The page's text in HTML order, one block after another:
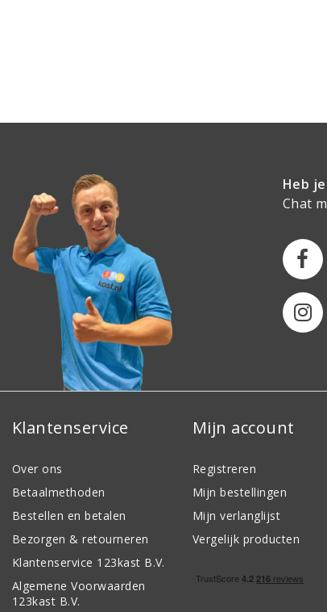
Heb
Chat
Klantenservice
Over ons
Betaalmethoden
Bestellen en betalen
Bezorgen & retourneren
Klantenservice 123kast B.V.
Algemene Voorwaarden
123kast B.V.
Mijn account
Registreren
Mijn bestellingen
Mijn verlanglijst
Vergelijk producten